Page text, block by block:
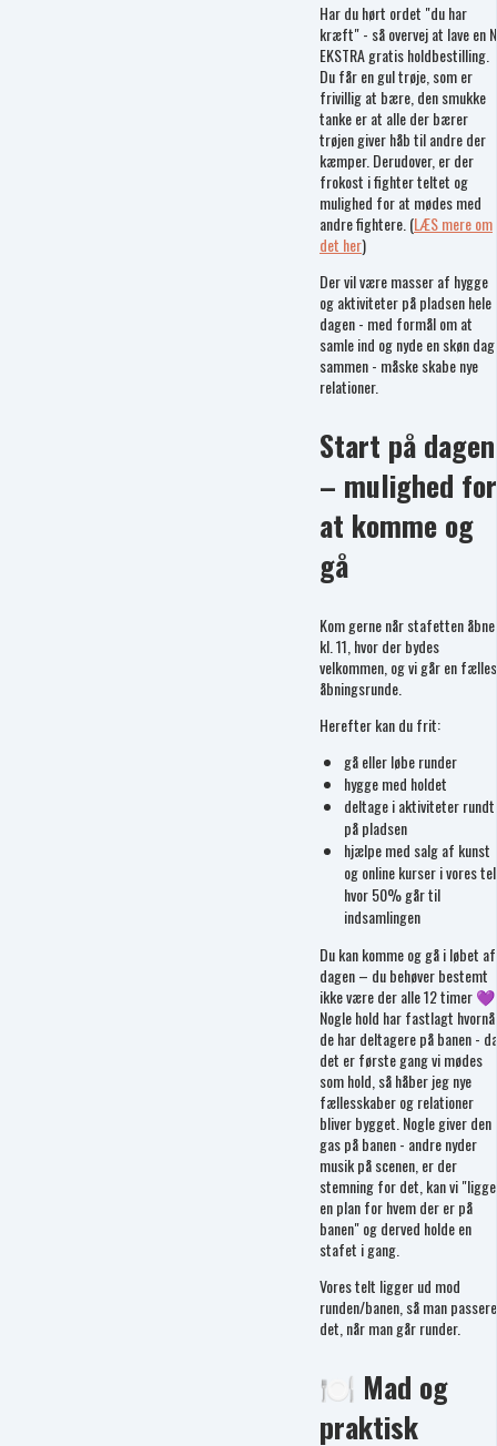
Har du hørt ordet "du har
kræft" - så overvej at lave en
EKSTRA gratis holdbestilling.
Du får en gul trøje, som er
frivillig at bære, den smukke
tanke er at alle der bærer
trøjen giver håb til andre der
kæmper. Derudover, er der
frokost i fighter teltet og
mulighed for at mødes med
andre fightere. (LÆS mere om
det her)
Der vil være masser af hygge
og aktiviteter på pladsen hele
dagen - med formål om at
samle ind og nyde en skøn dag
sammen - måske skabe nye
relationer.
Start på dagen
– mulighed for
at komme og
gå
Kom gerne når stafetten
kl. 11, hvor der bydes
velkommen, og vi går en fælles
åbningsrunde.
Herefter kan du frit:
gå eller løbe runder
hygge med holdet
deltage i aktiviteter rundt
på pladsen
hjælpe med salg af kunst
og online kurser i vores
hvor 50% går til
indsamlingen
Du kan komme og gå i løbet af
dagen – du behøver bestemt
ikke være der alle 12 timer 💜
Nogle hold har fastlagt
de har deltagere på banen - da
det er første gang vi mødes
som hold, så håber jeg nye
fællesskaber og relationer
bliver bygget. Nogle giver den
gas på banen - andre nyder
musik på scenen, er der
stemning for det, kan vi "ligge
en plan for hvem der er på
banen" og derved holde en
stafet i gang.
Vores telt ligger ud mod
runden/banen, så man
det, når man går runder.
🍽️ Mad og
praktisk